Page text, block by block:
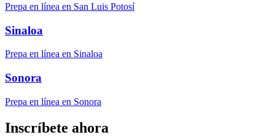
Prepa en línea en San Luis Potosí
Sinaloa
Prepa en línea en Sinaloa
Sonora
Prepa en línea en Sonora
Inscríbete ahora